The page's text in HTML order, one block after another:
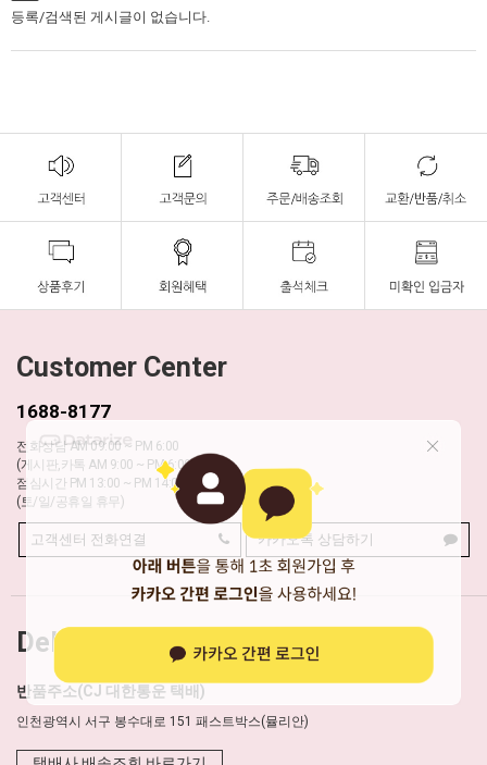
등록/검색된 게시글이 없습니다.
Customer Center
1688-8177
전화상담 AM 09:00 ~ PM 6:00
(게시판,카톡 AM 9:00 ~ PM 6:00)
점심시간 PM 13:00 ~ PM 14:00
(토/일/공휴일 휴무)
고객센터 전화연결 카카오톡 상담하기
Delivery
반품주소(CJ 대한통운 택배)
인천광역시 서구 봉수대로 151 패스트박스(뮬리안)